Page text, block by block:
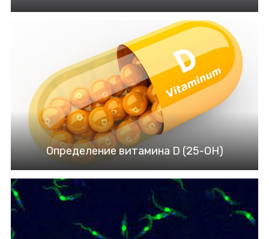
Определение витамина D (25-ОН)